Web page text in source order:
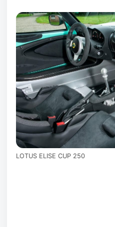
LOTUS ELISE CUP 250